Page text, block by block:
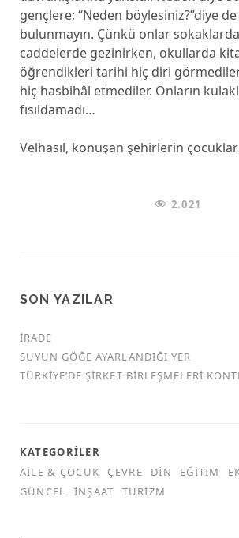
gençlere; “Neden böylesiniz?”diye
bulunmayın. Çünkü onlar
caddelerde gezinirken, okullarda
öğrendikleri tarihi hiç diri
hiç hasbihâl etmediler. Onların
fısıldamadı…
Velhasıl, konuşan şehirlerin
2.021
SON YAZILAR
İRADE
SUYUN GÖĞE AYARLANDIĞI YER
TÜRKİYE’DE ŞİRKET BİRLEŞMELERİ
KATEGORILER
AILE & ÇOCUK
ÇEVRE DIN EĞITIM
GÜNCEL
İNŞAAT TURIZM